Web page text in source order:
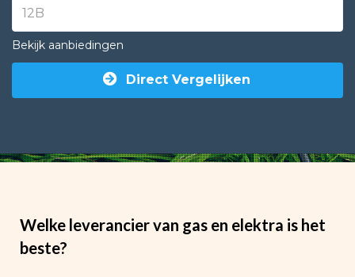
Bekijk aanbiedingen
Direct Vergelijken
Welke leverancier van gas en elektra is het
beste?